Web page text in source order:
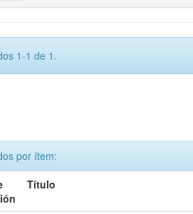
1-1 de 1.
por ítem:
Título